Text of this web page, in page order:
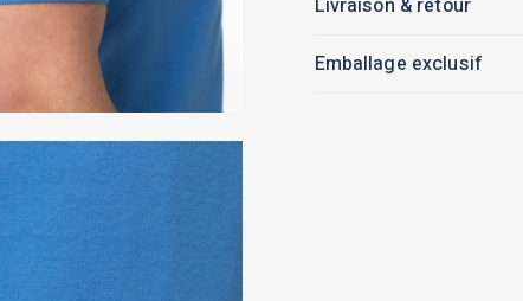
Livraison & retour
Emballage exclusif